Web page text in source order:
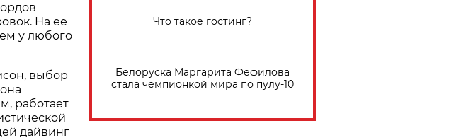
На ее
у любого
выбор
работает
дайвинг
Что такое гостинг?
Белоруска Маргарита Фефилова
стала чемпионкой мира по пулу-10